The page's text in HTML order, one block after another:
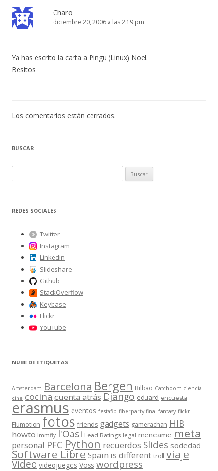
Charo
diciembre 20, 2006 a las 2:19 pm
Ya has escrito la carta a Pingu (Linux) Noel.
Besitos.
Los comentarios están cerrados.
BUSCAR
u
c
REDES SOCIALES
Twitter
Instagram
Linkedin
Slideshare
Github
StackOverflow
Keybase
Flickr
YouTube
NUBE DE ETIQUETAS
Amsterdam Barcelona Bergen Bilbao Catchoom ciencia
cine cocinacuenta atrás Django eduard encuesta
erasmus eventos festafib fiberparty final fantasy flickr
Flumotion fotos friends gadgets gamerachan HIB
howto Immfly l'Oasi Lead Ratings legal meneame meta
personal PFC Python recuerdos Slides sociedad
Software LibreSpain is different troll viaje
Video videojuegos Voss wordpress